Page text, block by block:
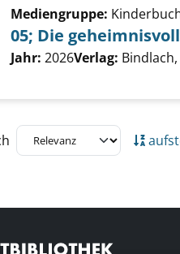
Details von 05; Die
Mediengruppe:
05; Die
Suche nach diesem
Jahr: 2026Verlag:
springen